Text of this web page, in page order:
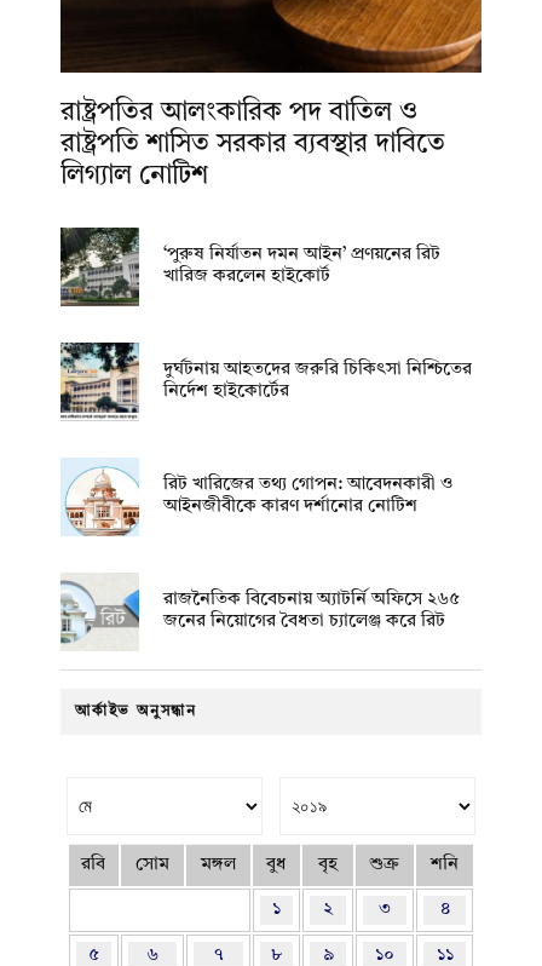
রাষ্ট্রপতির আলংকারিক পদ বাতিল ও
রাষ্ট্রপতি শাসিত সরকার ব্যবস্থার দাবিতে
লিগ্যাল নোটিশ
‘পুরুষ নির্যাতন দমন আইন’ প্রণয়নের রিট
খারিজ করলেন হাইকোর্ট
দুর্ঘটনায় আহতদের জরুরি চিকিৎসা নিশ্চিতের
নির্দেশ হাইকোর্টের
রিট খারিজের তথ্য গোপন: আবেদনকারী ও
আইনজীবীকে কারণ দর্শানোর নোটিশ
রাজনৈতিক বিবেচনায় অ‍্যাটর্নি অফিসে ২৬৫
জনের নিয়োগের বৈধতা চ্যালেঞ্জ করে রিট
আর্কাইভ অনুসন্ধান
রবি সোম মঙ্গল বুধ বৃহ শুক্র শনি
১ ২ ৩ ৪
৫ ৬ ৭ ৮ ৯ ১০ ১১